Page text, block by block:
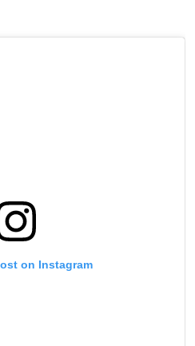
on Instagram